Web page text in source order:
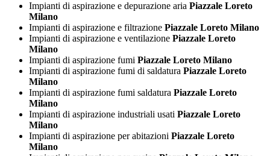
Impianti di aspirazione e depurazione aria Piazzale Loreto
Milano
Impianti di aspirazione e filtrazione Piazzale Loreto Milano
Impianti di aspirazione e ventilazione Piazzale Loreto
Milano
Impianti di aspirazione fumi Piazzale Loreto Milano
Impianti di aspirazione fumi di saldatura Piazzale Loreto
Milano
Impianti di aspirazione fumi saldatura Piazzale Loreto
Milano
Impianti di aspirazione industriali usati Piazzale Loreto
Milano
Impianti di aspirazione per abitazioni Piazzale Loreto
Milano